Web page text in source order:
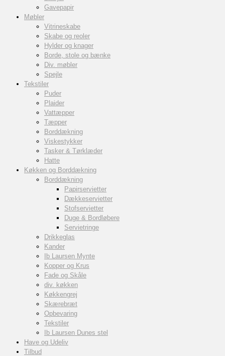
Gavepapir
Møbler
Vitrineskabe
Skabe og reoler
Hylder og knager
Borde, stole og bænke
Div. møbler
Spejle
Tekstiler
Puder
Plaider
Vattæpper
Tæpper
Borddækning
Viskestykker
Tasker & Tørklæder
Hatte
Køkken og Borddækning
Borddækning
Papirservietter
Dækkeservietter
Stofservietter
Duge & Bordløbere
Servietringe
Drikkeglas
Kander
Ib Laursen Mynte
Kopper og Krus
Fade og Skåle
div. køkken
Køkkengrej
Skærebræt
Opbevaring
Tekstiler
Ib Laursen Dunes stel
Have og Udeliv
Tilbud